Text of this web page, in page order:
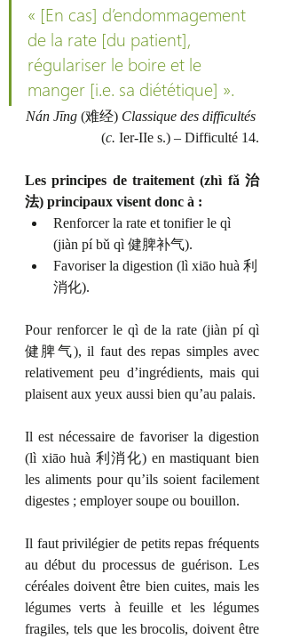
« [En cas] d’endommagement
de la rate [du patient],
régulariser le boire et le
manger [i.e. sa diététique] ».
Nán Jīng (难经) Classique des difficultés
(c. Ier-IIe s.) – Difficulté 14.
Les principes de traitement (zhì fǎ 治
法) principaux visent donc à :
Renforcer la rate et tonifier le qì
(jiàn pí bǔ qì 健脾补气).
Favoriser la digestion (lì xiāo huà 利
消化).
Pour renforcer le qì de la rate (jiàn pí qì
健脾气), il faut des repas simples avec
relativement peu d’ingrédients, mais qui
plaisent aux yeux aussi bien qu’au palais.
Il est nécessaire de favoriser la digestion
(lì xiāo huà 利消化) en mastiquant bien
les aliments pour qu’ils soient facilement
digestes ; employer soupe ou bouillon.
Il faut privilégier de petits repas fréquents
au début du processus de guérison. Les
céréales doivent être bien cuites, mais les
légumes verts à feuille et les légumes
fragiles, tels que les brocolis, doivent être